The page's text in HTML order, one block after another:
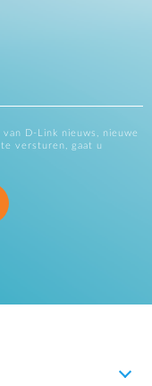
D-Link nieuws, nieuwe
versturen, gaat u